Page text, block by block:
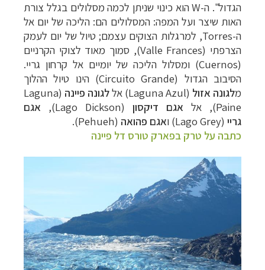
הגדול". ה-Wהוא כינוי שניתן לכמה מסלולים בגלל צורת
האות שיצר ועל המפה: המסלולים הם: הליכה של יום אל
ה-Torres, למרגלות הצוקים עצמם; טיול של יום לעמק
הצרפתי (Valle Frances), סמוך מאוד לצוקי הקרניים
(
Cuernos) ומסלול הליכהשליומיים אל קרחון גריי.
הסיבוב הגדול (Circuito Grande) הינו טיול ההלוך
מלגונה אזול (Laguna Azul) אל לגונה פיינה (Laguna
Paine), אל
אגם דיקסון (Lago Dickson),
אגם
גריי (
Lago Grey
) ואגם פהואה (Pehueh).
כתבה על טרק בפארק טורס דל פיינה